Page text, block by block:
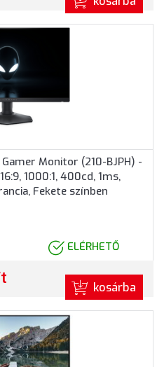
Monitor (210-BJPH) -
1000:1, 400cd, 1ms,
Fekete színben
ELÉRHETŐ
kosárba